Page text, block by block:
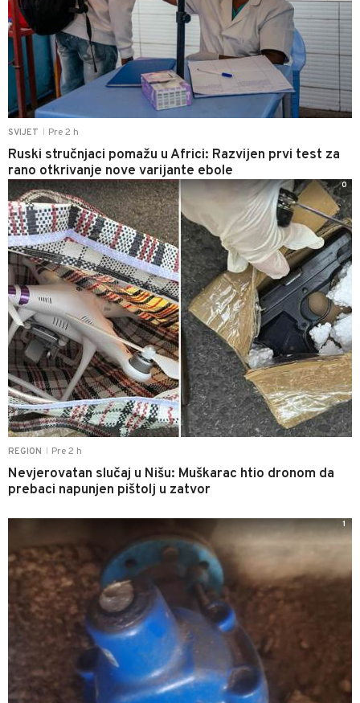
SVIJET Pre 2 h
Ruski stručnjaci pomažu u Africi: Razvijen prvi test za
rano otkrivanje nove varijante ebole
REGION Pre 2 h
Nevjerovatan slučaj u Nišu: Muškarac htio dronom da
prebaci napunjen pištolj u zatvor
0
1